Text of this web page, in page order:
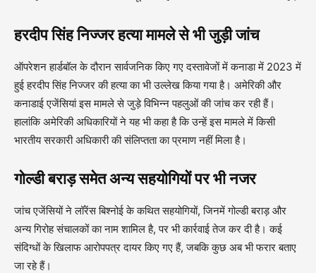
हरदीप सिंह निज्जर हत्या मामले से भी जुड़ी जांच
ऑपरेशन हार्डबॉल के दौरान सार्वजनिक किए गए दस्तावेजों में कनाडा में 2023 में
हुई हरदीप सिंह निज्जर की हत्या का भी उल्लेख किया गया है। अमेरिकी और
कनाडाई एजेंसियां इस मामले से जुड़े विभिन्न पहलुओं की जांच कर रही हैं।
हालांकि अमेरिकी अधिकारियों ने यह भी कहा है कि उन्हें इस मामले में किसी
भारतीय सरकारी अधिकारी की संलिप्तता का प्रमाण नहीं मिला है।
गोल्डी बराड़ समेत अन्य सहयोगियों पर भी नजर
जांच एजेंसियों ने लॉरेंस बिश्नोई के कथित सहयोगियों, जिनमें गोल्डी बराड़ और
अन्य गिरोह संचालकों का नाम शामिल है, पर भी कार्रवाई तेज कर दी है। कई
संदिग्धों के खिलाफ आरोपपत्र दायर किए गए हैं, जबकि कुछ अब भी फरार बताए
जा रहे हैं।